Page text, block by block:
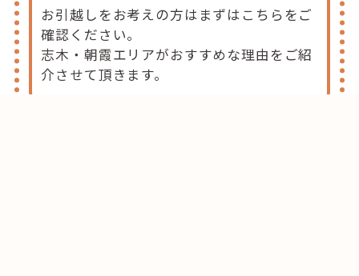
お引越しをお考えの方はまずはこちらをご
確認ください。
志木・朝霞エリアがおすすめな理由をご紹
介させて頂きます。